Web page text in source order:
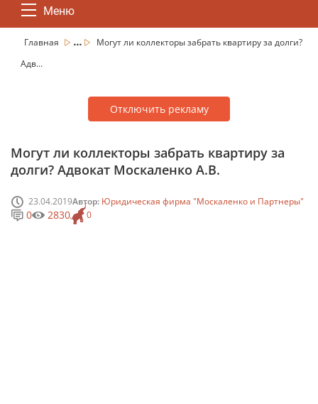
Меню
Главная ...
Могут ли коллекторы забрать квартиру за долги?
Адв...
Отключить рекламу
Могут ли коллекторы забрать квартиру за
долги? Адвокат Москаленко А.В.
23.04.2019Автор: Юридическая фирма "Москаленко и Партнеры"
0
0 2830